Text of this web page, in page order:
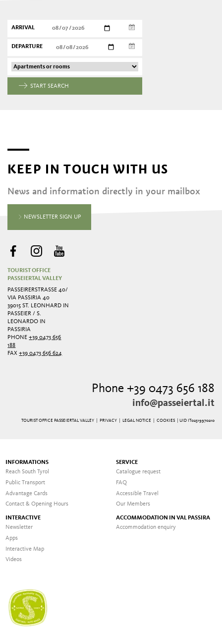
ARRIVAL
DEPARTURE
START SEARCH
KEEP IN TOUCH WITH US
News and information directly in your mailbox
NEWSLETTER SIGN UP
TOURIST OFFICE
PASSEIERTAL VALLEY
PASSEIRERSTRASSE 40/ V
IA PASSIRIA 40
39015 ST. LEONHARD IN
PASSEIER / S.
LEONARDO IN
PASSIRIA
PHONE+39 0473 656
188
FAX+39 0473 656 624
Phone +39 0473 656 188
info@passeiertal.it
TOURIST OFFICE PASSEIERTAL VALLEY | PRIVACY| LEGAL NOTICE COOKIES | UID IT02519970210
INFORMATIONS
Reach South Tyrol
Public Transport
Advantage Cards
Contact & Opening Hours
SERVICE
Catalogue request
FAQ
Accessible Travel
Our Members
INTERACTIVE
Newsletter
Apps
Interactive Map
Videos
ACCOMMODATION IN VAL PASSIRA
Accommodation enquiry